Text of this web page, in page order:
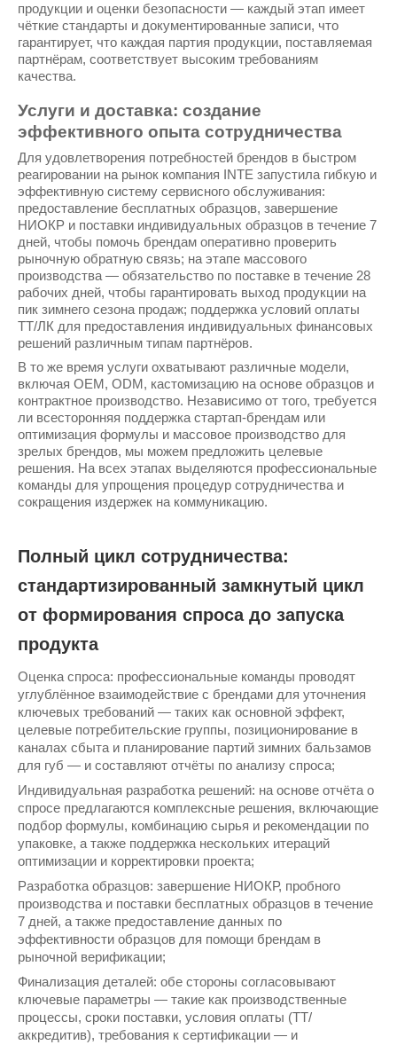
продукции и оценки безопасности — каждый этап имеет
чёткие стандарты и документированные записи, что
гарантирует, что каждая партия продукции, поставляемая
партнёрам, соответствует высоким требованиям
качества.
Услуги и доставка: создание
эффективного опыта сотрудничества
Для удовлетворения потребностей брендов в быстром
реагировании на рынок компания INTE запустила гибкую и
эффективную систему сервисного обслуживания:
предоставление бесплатных образцов, завершение
НИОКР и поставки индивидуальных образцов в течение 7
дней, чтобы помочь брендам оперативно проверить
рыночную обратную связь; на этапе массового
производства — обязательство по поставке в течение 28
рабочих дней, чтобы гарантировать выход продукции на
пик зимнего сезона продаж; поддержка условий оплаты
TT/ЛК для предоставления индивидуальных финансовых
решений различным типам партнёров.
В то же время услуги охватывают различные модели,
включая OEM, ODM, кастомизацию на основе образцов и
контрактное производство. Независимо от того, требуется
ли всесторонняя поддержка стартап-брендам или
оптимизация формулы и массовое производство для
зрелых брендов, мы можем предложить целевые
решения. На всех этапах выделяются профессиональные
команды для упрощения процедур сотрудничества и
сокращения издержек на коммуникацию.
Полный цикл сотрудничества:
стандартизированный замкнутый цикл
от формирования спроса до запуска
продукта
Оценка спроса: профессиональные команды проводят
углублённое взаимодействие с брендами для уточнения
ключевых требований — таких как основной эффект,
целевые потребительские группы, позиционирование в
каналах сбыта и планирование партий зимних бальзамов
для губ — и составляют отчёты по анализу спроса;
Индивидуальная разработка решений: на основе отчёта о
спросе предлагаются комплексные решения, включающие
подбор формулы, комбинацию сырья и рекомендации по
упаковке, а также поддержка нескольких итераций
оптимизации и корректировки проекта;
Разработка образцов: завершение НИОКР, пробного
производства и поставки бесплатных образцов в течение
7 дней, а также предоставление данных по
эффективности образцов для помощи брендам в
рыночной верификации;
Финализация деталей: обе стороны согласовывают
ключевые параметры — такие как производственные
процессы, сроки поставки, условия оплаты (TT/
аккредитив), требования к сертификации — и